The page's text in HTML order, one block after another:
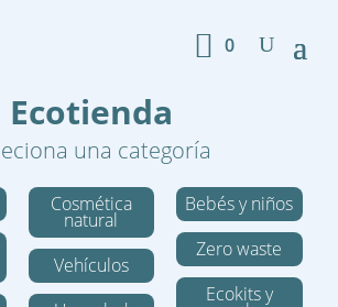
0
Ecotienda
una categoría
Cosmética
natural
Vehículos
Bebés y niños
Zero waste
Ecokits y